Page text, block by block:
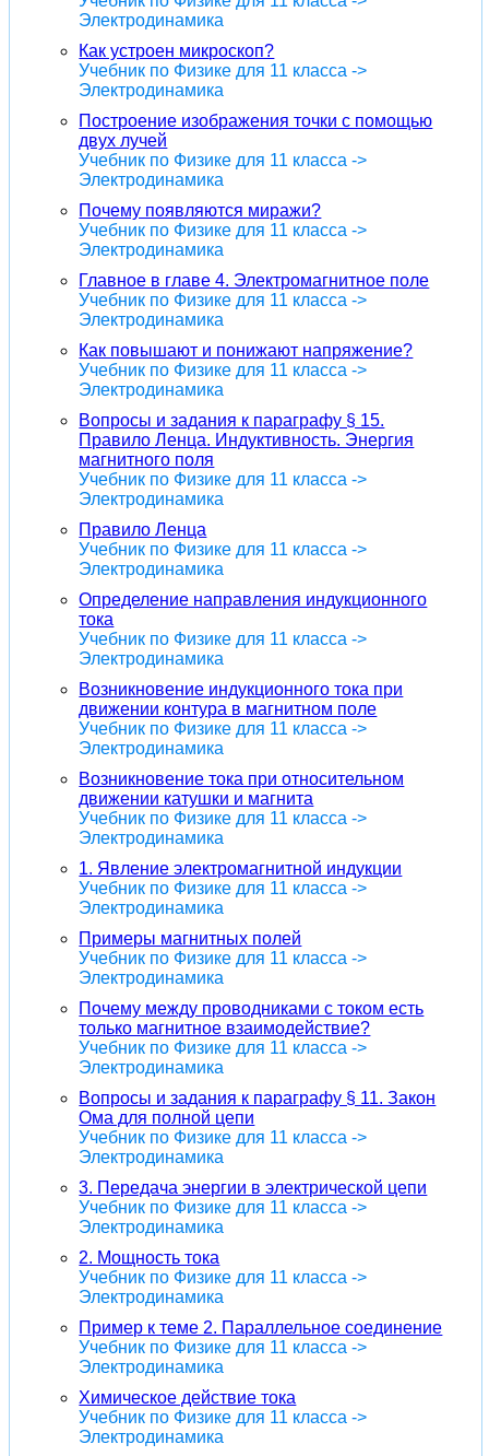
Электродинамика
Как устроен микроскоп?
Учебник по Физике для 11 класса ->
Электродинамика
Построение изображения точки с помощью
двух лучей
Учебник по Физике для 11 класса ->
Электродинамика
Почему появляются миражи?
Учебник по Физике для 11 класса ->
Электродинамика
Главное в главе 4. Электромагнитное поле
Учебник по Физике для 11 класса ->
Электродинамика
Как повышают и понижают напряжение?
Учебник по Физике для 11 класса ->
Электродинамика
Вопросы и задания к параграфу § 15.
Правило Ленца. Индуктивность. Энергия
магнитного поля
Учебник по Физике для 11 класса ->
Электродинамика
Правило Ленца
Учебник по Физике для 11 класса ->
Электродинамика
Определение направления индукционного
тока
Учебник по Физике для 11 класса ->
Электродинамика
Возникновение индукционного тока при
движении контура в магнитном поле
Учебник по Физике для 11 класса ->
Электродинамика
Возникновение тока при относительном
движении катушки и магнита
Учебник по Физике для 11 класса ->
Электродинамика
1. Явление электромагнитной индукции
Учебник по Физике для 11 класса ->
Электродинамика
Примеры магнитных полей
Учебник по Физике для 11 класса ->
Электродинамика
Почему между проводниками с током есть
только магнитное взаимодействие?
Учебник по Физике для 11 класса ->
Электродинамика
Вопросы и задания к параграфу § 11. Закон
Ома для полной цепи
Учебник по Физике для 11 класса ->
Электродинамика
3. Передача энергии в электрической цепи
Учебник по Физике для 11 класса ->
Электродинамика
2. Мощность тока
Учебник по Физике для 11 класса ->
Электродинамика
Пример к теме 2. Параллельное соединение
Учебник по Физике для 11 класса ->
Электродинамика
Химическое действие тока
Учебник по Физике для 11 класса ->
Электродинамика